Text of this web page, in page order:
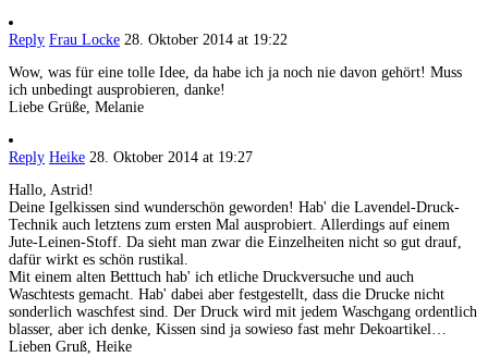
Reply Frau Locke 28. Oktober 2014 at 19:22
Wow, was für eine tolle Idee, da habe ich ja noch nie davon gehört! Muss
ich unbedingt ausprobieren, danke!
Liebe Grüße, Melanie
Reply Heike 28. Oktober 2014 at 19:27
Hallo, Astrid!
Deine Igelkissen sind wunderschön geworden! Hab' die Lavendel-Druck-
Technik auch letztens zum ersten Mal ausprobiert. Allerdings auf einem
Jute-Leinen-Stoff. Da sieht man zwar die Einzelheiten nicht so gut drauf,
dafür wirkt es schön rustikal.
Mit einem alten Betttuch hab' ich etliche Druckversuche und auch
Waschtests gemacht. Hab' dabei aber festgestellt, dass die Drucke nicht
sonderlich waschfest sind. Der Druck wird mit jedem Waschgang ordentlich
blasser, aber ich denke, Kissen sind ja sowieso fast mehr Dekoartikel…
Lieben Gruß, Heike